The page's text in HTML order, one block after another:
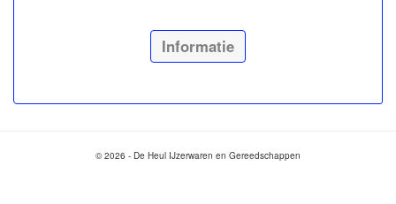
Informatie
© 2026 - De Heul IJzerwaren en Gereedschappen